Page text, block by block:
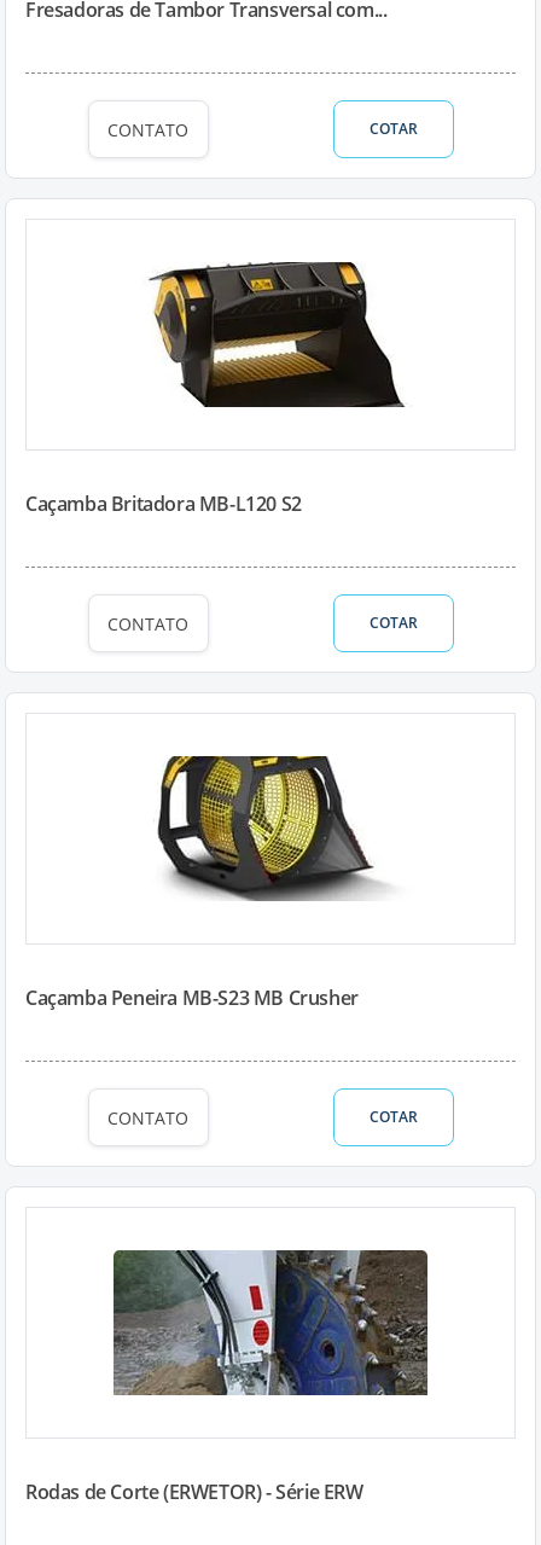
Fresadoras de Tambor Transversal com...
CONTATO COTAR
Caçamba Britadora MB-L120 S2
CONTATO COTAR
Caçamba Peneira MB-S23 MB Crusher
CONTATO COTAR
Rodas de Corte (ERWETOR) - Série ERW